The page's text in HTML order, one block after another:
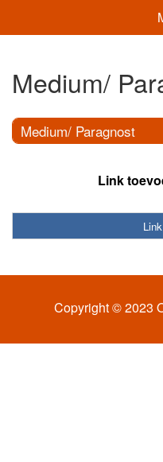
Medium/
Medium/ Paragnost
Link
Copyright © 2023